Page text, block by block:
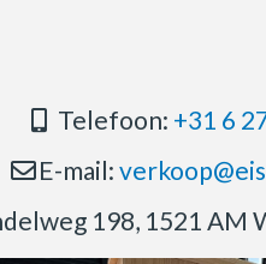
Telefoon: +31 6
E-mail:
198, 1521 AM